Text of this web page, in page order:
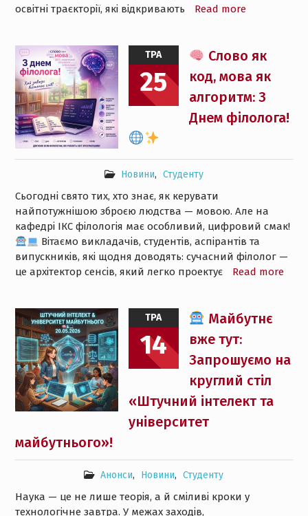
освітні траєкторії, які відкривають
Read more
ТРА
25
Слово як
код, мова як
алгоритм: З
Днем філолога!
Новини, Студенту
Сьогодні свято тих, хто знає, як керувати
найпотужнішою зброєю людства — мовою. Але на
кафедрі ІКС філологія має особливий, цифровий смак!
Вітаємо викладачів, студентів, аспірантів та
випускників, які щодня доводять: сучасний філолог —
це архітектор сенсів, який легко проектує
Read more
ТРА
14
Майбутнє
вже тут:
Запрошуємо на
круглий стіл
«Штучний інтелект та
університет
майбутнього»!
Анонси, Новини, Студенту
Наука — це не лише теорія, а й сміливі кроки у
технологічне завтра. У межах заходів,